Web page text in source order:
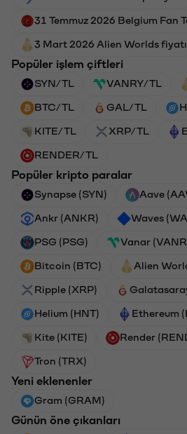
31 Temmuz 2026 Belgium Fan
3 Mart 2026 Alien Worlds fiyatı
Popüler işlem çiftleri
SYN/TL VANRY/TL
BTC/TL GAL/TL
KITE/TL XRP/TL
RENDER/TL
Popüler kripto paralar
Synapse (SYN) Aave
Ankr (ANKR) Waves
PSG (PSG) Vanar
Bitcoin (BTC) Alien
Ripple (XRP)
Helium (HNT) Ethereum
Kite (KITE) Render
Tron (TRX)
Yeni eklenenler
Gram (GRAM)
Günün öne çıkanları